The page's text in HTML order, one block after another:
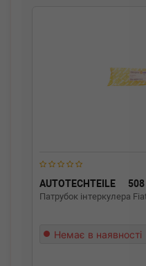
AUTOTECHTEILE
Патрубок інтеркулера
Немає в наявності